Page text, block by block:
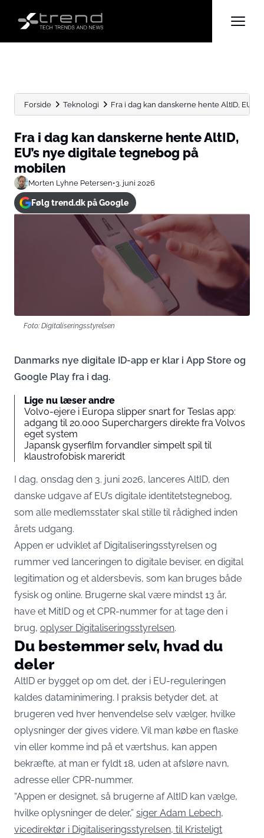
Forside Teknologi Fra i dag kan danskerne hente AltID, EU’s
Fra i dag kan danskerne hente AltID,
EU’s nye digitale tegnebog på
mobilen
Morten Lyhne Petersen•3. juni 2026
Følg trend.dk på Google
Foto: Digitaliseringsstyrelsen
Danmarks nye digitale ID-app er klar i App Store og
Google Play fra i dag.
Lige nu læser andre
Volvo-ejere i Europa slipper snart for Teslas app:
adgang til 20.000 Superchargers direkte fra Volvos
eget system
Japansk gyserfilm forvandler simpelt spil til
klaustrofobisk mareridt
I dag, onsdag den 3. juni 2026, lanceres AltID, den
danske udgave af EU’s digitale identitetstegnebog,
som alle medlemsstater skal stille til rådighed inden
årets udgang.
Appen er udviklet af Digitaliseringsstyrelsen og
rummer ved lanceringen to digitale beviser, en digital
legitimation og et aldersbevis, som kan bruges både
fysisk og online. Brugerne skal være mindst 13 år,
have et MitID og et CPR-nummer for at tage den i
brug, oplyser Digitaliseringsstyrelsen.
Du bestemmer selv, hvad du
deler
AltID er bygget op om det, der i EU-reguleringen
kaldes dataminimering. I praksis betyder det, at
brugeren ved hver henvendelse selv vælger, hvilke
oplysninger der gives videre. Vil man købe en flaske
vin eller komme ind på et værtshus, kan appen
bekræfte, at man er fyldt 18, uden at afsløre navn,
adresse eller CPR-nummer.
“Appen er designet, så brugerne af AltID kan vælge,
hvilke oplysninger de deler,” siger Adam Lebech,
vicedirektør i Digitaliseringsstyrelsen, til Kristeligt